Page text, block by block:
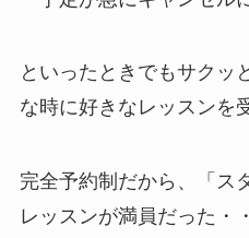
といったときでもサクッ
な時に好きなレッスンを
完全予約制だから、
「ス
レッスンが満員だった・